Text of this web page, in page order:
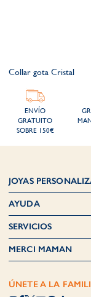
Collar gota Cristal
ENVÍO
GRATUITO
SOBRE 150€
JOYAS
AYUDA
SERVICIOS
MERCI MAMAN
ÚNETE A LA